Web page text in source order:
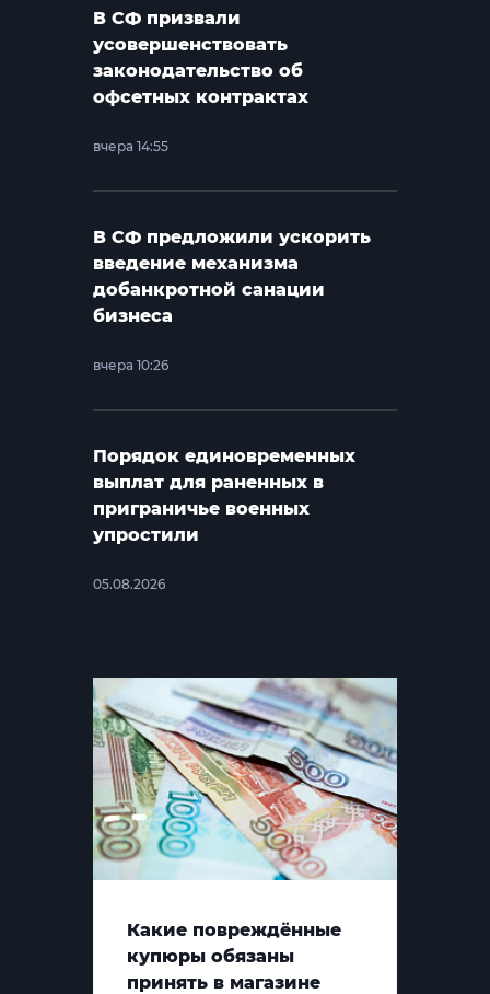
В СФ призвали
усовершенствовать
законодательство об
офсетных контрактах
вчера 14:55
В СФ предложили ускорить
введение механизма
добанкротной санации
бизнеса
вчера 10:26
Порядок единовременных
выплат для раненных в
приграничье военных
упростили
05.08.2026
Какие повреждённые
купюры обязаны
принять в магазине